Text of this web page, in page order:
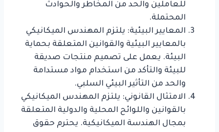
للعاملين والحد من المخاطر والحوادث
المحتملة.
المعايير البيئية: يلتزم المهندس الميكانيكي
بالمعايير البيئية والقوانين المتعلقة بحماية
البيئة. يعمل على تصميم منتجات صديقة
للبيئة والتأكد من استخدام مواد مستدامة
والحد من التأثير البيئي السلبي.
الامتثال القانوني: يلتزم المهندس الميكانيكي
بالقوانين واللوائح المحلية والدولية المتعلقة
بمجال الهندسة الميكانيكية. يحترم حقوق